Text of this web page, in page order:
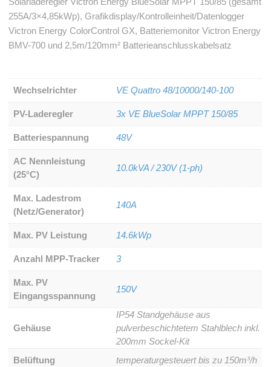
255A/3×4,85kWp), Grafikdisplay/Kontrolleinheit/Datenlogger
Victron Energy ColorControl GX, Batteriemonitor Victron Energy
BMV-700 und 2,5m/120mm² Batterieanschlusskabelsatz
Wechselrichter VE Quattro 48/10000/140-100
PV-Laderegler 3x VE BlueSolar MPPT 150/85
Batteriespannung 48V
AC Nennleistung
(25°C)
10.0kVA / 230V (1-ph)
Max. Ladestrom
(Netz/Generator)
140A
Max. PV Leistung 14.6kWp
Anzahl MPP-Tracker 3
Max. PV
Eingangsspannung
150V
Gehäuse
IP54 Standgehäuse aus
pulverbeschichtetem Stahlblech inkl.
200mm Sockel-Kit
Belüftung
temperaturgesteuert bis zu 150m³/h